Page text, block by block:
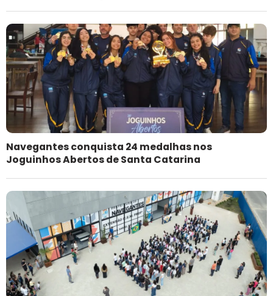
Navegantes conquista 24 medalhas nos
Joguinhos Abertos de Santa Catarina